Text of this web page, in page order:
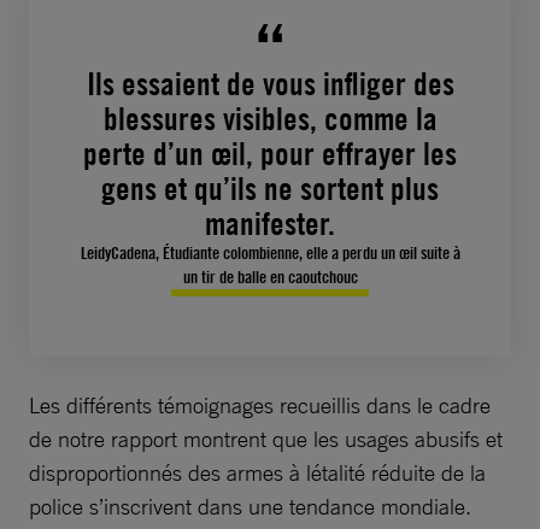
Ils essaient de vous infliger des
blessures visibles, comme la
perte d’un œil, pour effrayer les
gens et qu’ils ne sortent plus
manifester.
LeidyCadena, Étudiante colombienne, elle a perdu un œil suite à
un tir de balle en caoutchouc
Les différents témoignages recueillis dans le cadre
de notre rapport montrent que les usages abusifs et
disproportionnés des armes à létalité réduite de la
police s’inscrivent dans une tendance mondiale.